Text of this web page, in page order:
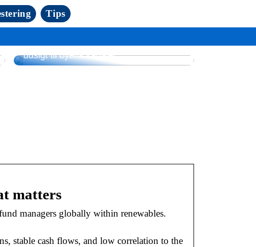
Tips
Lyse mødelokaler i København med
udsigt til byens kanaler
matters
managers globally within renewables.
stable cash flows, and low correlation to the